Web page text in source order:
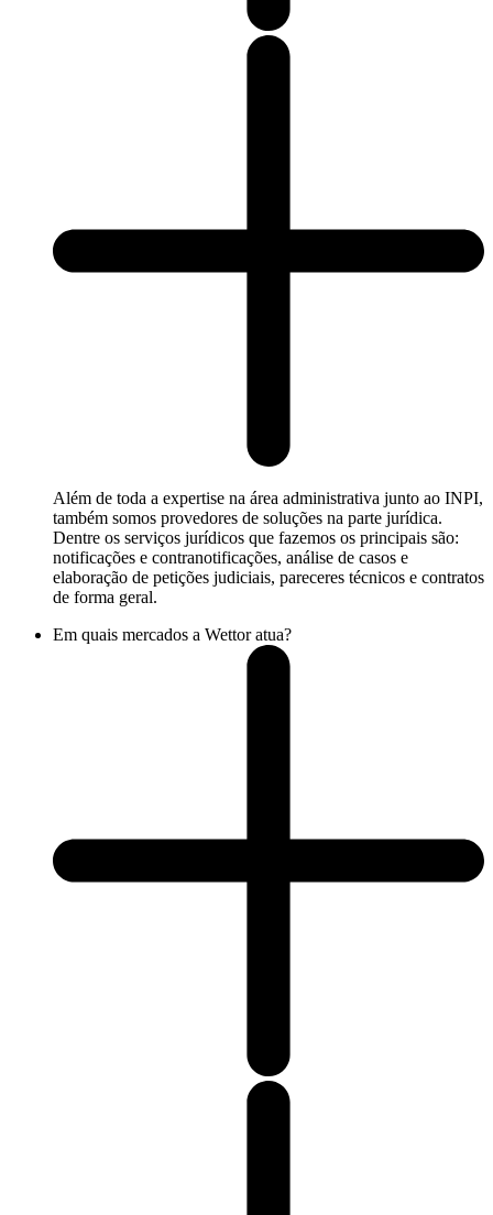
Além de toda a expertise na área administrativa junto ao INPI,
também somos provedores de soluções na parte jurídica.
Dentre os serviços jurídicos que fazemos os principais são:
notificações e contranotificações, análise de casos e
elaboração de petições judiciais, pareceres técnicos e contratos
de forma geral.
Em quais mercados a Wettor atua?